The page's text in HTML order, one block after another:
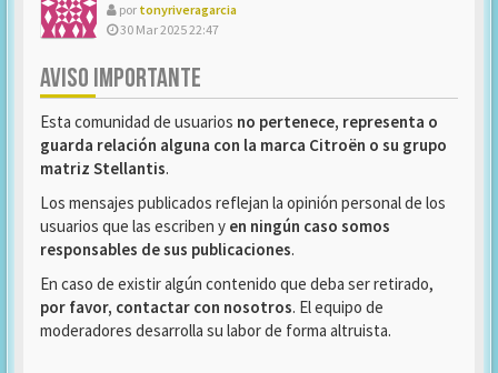
por tonyriveragarcia
30 Mar 2025 22:47
AVISO IMPORTANTE
Esta comunidad de usuarios no pertenece, representa o
guarda relación alguna con la marca Citroën o su grupo
matriz Stellantis.
Los mensajes publicados reflejan la opinión personal de los
usuarios que las escriben y en ningún caso somos
responsables de sus publicaciones.
En caso de existir algún contenido que deba ser retirado,
por favor, contactar con nosotros. El equipo de
moderadores desarrolla su labor de forma altruista.